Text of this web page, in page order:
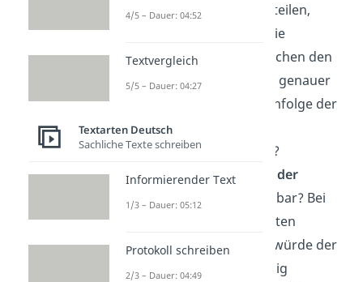
Um das zu beurteilen,
schaust du dir die
Übergänge zwischen den
Sinnabschnitten genauer
an: Ist die Reihenfolge der
nachvollziehbar?
SindSprünge in der
Struktur
erkennbar? Bei
einer sprunghaften
Argumentation würde der
Autor z. B. ständig
4/5 – Dauer: 04:52
Textvergleich
5/5 – Dauer: 04:27
Textarten Deutsch
Sachliche Texte schreiben
Informierender Text
1/3 – Dauer: 05:12
Protokoll schreiben
2/3 – Dauer: 04:49